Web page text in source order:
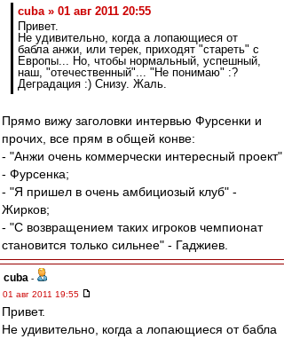
cuba » 01 авг 2011 20:55
Привет.
Не удивительно, когда а лопающиеся от
бабла анжи, или терек, приходят "стареть" с
Европы... Но, чтобы нормальный, успешный,
наш, "отечественный"... "Не понимаю" :?
Деградация :) Снизу. Жаль.
Прямо вижу заголовки интервью Фурсенки и
прочих, все прям в общей конве:
- "Анжи очень коммерчески интересный проект"
- Фурсенка;
- "Я пришел в очень амбициозый клуб" -
Жирков;
- "С возвращением таких игроков чемпионат
становится только сильнее" - Гаджиев.
cuba -
01 авг 2011 19:55
Привет.
Не удивительно, когда а лопающиеся от бабла